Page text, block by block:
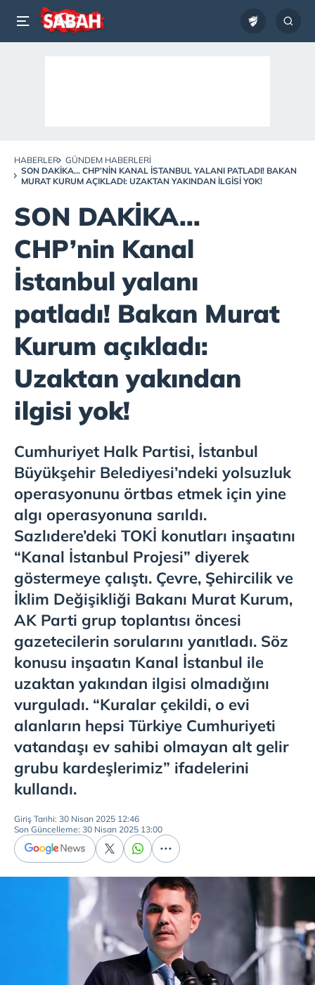
HABERLER
GÜNDEM HABERLERI
SON DAKİKA... CHP’NIN KANAL İSTANBUL YALANI PATLADI! BAKAN
MURAT KURUM AÇIKLADI: UZAKTAN YAKINDAN ILGISI YOK!
SON DAKİKA...
CHP’nin Kanal
İstanbul yalanı
patladı! Bakan Murat
Kurum açıkladı:
Uzaktan yakından
ilgisi yok!
Cumhuriyet Halk Partisi, İstanbul
Büyükşehir Belediyesi’ndeki yolsuzluk
operasyonunu örtbas etmek için yine
algı operasyonuna sarıldı.
Sazlıdere’deki TOKİ konutları inşaatını
“Kanal İstanbul Projesi” diyerek
göstermeye çalıştı. Çevre, Şehircilik ve
İklim Değişikliği Bakanı Murat Kurum,
AK Parti grup toplantısı öncesi
gazetecilerin sorularını yanıtladı. Söz
konusu inşaatın Kanal İstanbul ile
uzaktan yakından ilgisi olmadığını
vurguladı. “Kuralar çekildi, o evi
alanların hepsi Türkiye Cumhuriyeti
vatandaşı ev sahibi olmayan alt gelir
grubu kardeşlerimiz” ifadelerini
kullandı.
Giriş Tarihi: 30 Nisan 2025 12:46
Son Güncelleme: 30 Nisan 2025 13:00